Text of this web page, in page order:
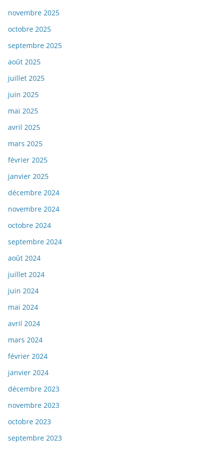
novembre 2025
octobre 2025
septembre 2025
août 2025
juillet 2025
juin 2025
mai 2025
avril 2025
mars 2025
février 2025
janvier 2025
décembre 2024
novembre 2024
octobre 2024
septembre 2024
août 2024
juillet 2024
juin 2024
mai 2024
avril 2024
mars 2024
février 2024
janvier 2024
décembre 2023
novembre 2023
octobre 2023
septembre 2023